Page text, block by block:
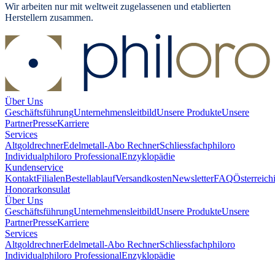
Wir arbeiten nur mit weltweit zugelassenen und etablierten
Herstellern zusammen.
Über Uns
GeschäftsführungUnternehmensleitbildUnsere ProdukteUnsere
PartnerPresseKarriere
Services
AltgoldrechnerEdelmetall-Abo RechnerSchliessfachphiloro
Individualphiloro ProfessionalEnzyklopädie
Kundenservice
KontaktFilialenBestellablaufVersandkostenNewsletterFAQ
Honorarkonsulat
Über Uns
GeschäftsführungUnternehmensleitbildUnsere ProdukteUnsere
PartnerPresseKarriere
Services
AltgoldrechnerEdelmetall-Abo RechnerSchliessfachphiloro
Individualphiloro ProfessionalEnzyklopädie